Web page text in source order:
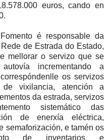
euros, cando en
é responsable da
de Estrada do Estado,
mellorar o servizo que se
incrementando a
os servizos
de vixilancia, atención a
da estrada, servizos
sistemático das
de enerxía eléctrica,
semaforización, e tamén os
de inventarios e